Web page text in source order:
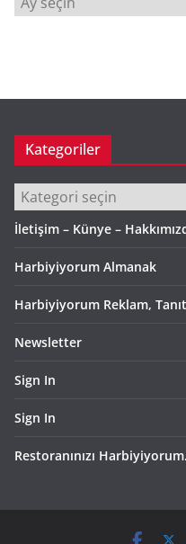
r
Kategoriler
Kategoriler
İletişim – Künye –
Harbiyiyorum Almanak
Harbiyiyorum Reklam,
Newsletter
Sign In
Sign In
Restoranınızı